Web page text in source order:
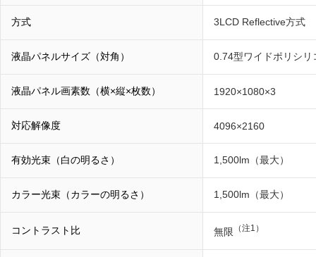
方式 3LCD Reflective方式
液晶パネルサイズ（対角） 0.74型ワイドポリシ
液晶パネル画素数（横×縦×枚数） 1920×1080×3
対応解像度 4096×2160
有効光束（白の明るさ） 1,500lm（最大）
カラー光束（カラーの明るさ） 1,500lm（最大）
コントラスト比 無限 （注1）